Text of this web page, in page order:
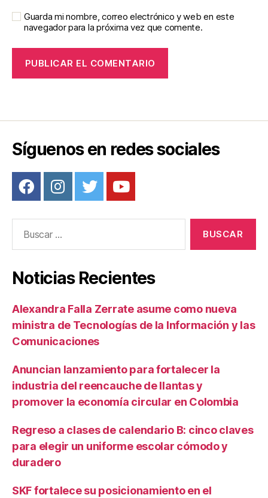
Guarda mi nombre, correo electrónico y web en este
navegador para la próxima vez que comente.
Síguenos en redes sociales
Noticias Recientes
Alexandra Falla Zerrate asume como nueva
ministra de Tecnologías de la Información y las
Comunicaciones
Anuncian lanzamiento para fortalecer la
industria del reencauche de llantas y
promover la economía circular en Colombia
Regreso a clases de calendario B: cinco claves
para elegir un uniforme escolar cómodo y
duradero
SKF fortalece su posicionamiento en el